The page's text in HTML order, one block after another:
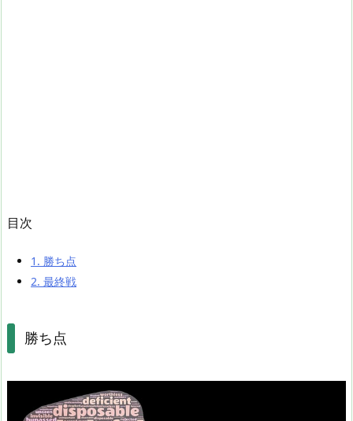
目次
1. 勝ち点
2. 最終戦
勝ち点